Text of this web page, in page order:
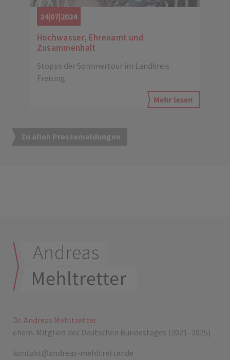
24|07|2024
Hochwasser, Ehrenamt und
Zusammenhalt
Stopps der Sommertour im Landkreis
Freising
Zu allen Pressemeldungen
Dr. Andreas Mehltretter
ehem. Mitglied des Deutschen Bundestages (2021–2025)
kontakt@andreas-mehltretter.de